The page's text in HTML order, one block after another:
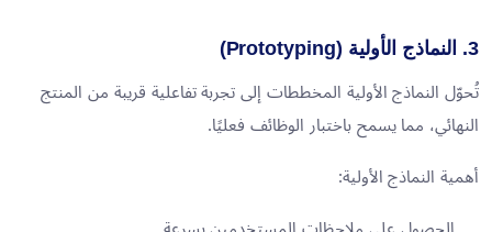
3. النماذج الأولية (Prototyping)
تُحوّل النماذج الأولية المخططات إلى تجربة تفاعلية قريبة من المنتج
النهائي، مما يسمح باختبار الوظائف فعليًا.
أهمية النماذج الأولية: